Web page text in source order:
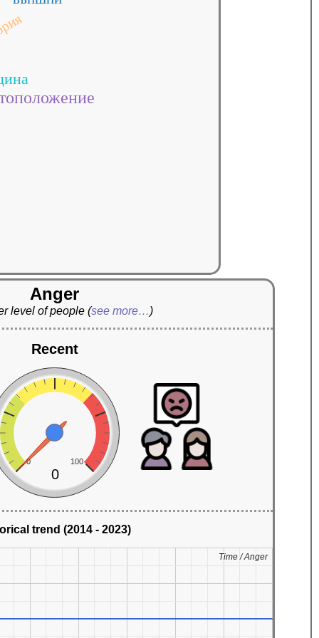
Anger
level of people(see more…)
Recent
0 100
0
trend (2014 - 2023)
Time / Anger
Time / Anger